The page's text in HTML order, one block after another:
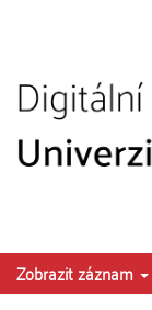
Zobrazit záznam